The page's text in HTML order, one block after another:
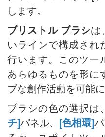
色相/彩度の調整
明るさ/コントラス
カーブでの調整
レベル補正
画像のサイズ変更
ニューラル フィル
インストール方法
インストール方法
ポラロイド写真のコ
本棚:デスクトップ
モザイク効果
水滴
輪郭線の効果
ビンテージ写真の
古い写真の効果
ぼけ味効果
階調の調整
します。
ブリストル ブラシは
いラインで構成され
行います。このツー
あらゆるものを形に
ブな創作活動を可能に
ブラシの色の選択は、
チ]パネル、 [色相環]